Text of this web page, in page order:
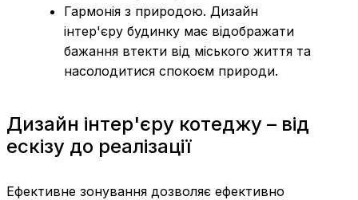
Гармонія з природою. Дизайн
інтер'єру будинку має відображати
бажання втекти від міського життя та
насолодитися спокоєм природи.
Дизайн інтер'єру котеджу – від
ескізу до реалізації
Ефективне зонування дозволяє ефективно